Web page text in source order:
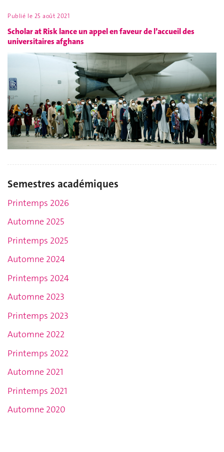
Publié le 25 août 2021
Scholar at Risk lance un appel en faveur de l’accueil des
universitaires afghans
Semestres académiques
Printemps 2026
Automne 2025
Printemps 2025
Automne 2024
Printemps 2024
Automne 2023
Printemps 2023
Automne 2022
Printemps 2022
Automne 2021
Printemps 2021
Automne 2020